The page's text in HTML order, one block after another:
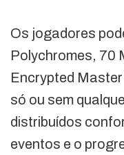
Os jogadores
Polychromes, 70
Encrypted
só ou sem
distribuídos
eventos e o